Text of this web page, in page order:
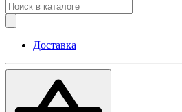
Доставка